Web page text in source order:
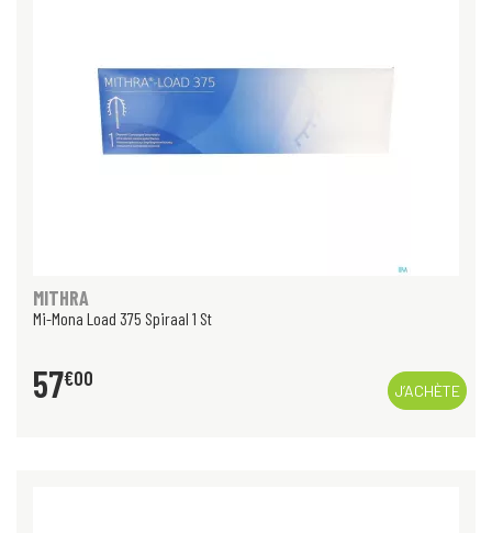
MITHRA
Mi-Mona Load 375 Spiraal 1 St
57€00
J’ACHÈTE